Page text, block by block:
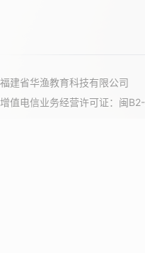
福建省华渔教育科技有限公司
增值电信业务经营许可证：闽